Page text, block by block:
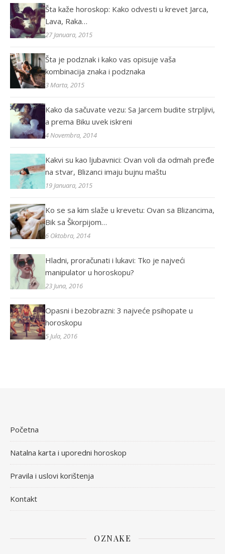
Šta kaže horoskop: Kako odvesti u krevet Jarca,
Lava, Raka…
27 Januara, 2015
Šta je podznak i kako vas opisuje vaša
kombinacija znaka i podznaka
3 Marta, 2015
Kako da sačuvate vezu: Sa Jarcem budite strpljivi,
a prema Biku uvek iskreni
4 Novembra, 2014
Kakvi su kao ljubavnici: Ovan voli da odmah pređe
na stvar, Blizanci imaju bujnu maštu
19 Januara, 2015
Ko se sa kim slaže u krevetu: Ovan sa Blizancima,
Bik sa Škorpijom…
6 Oktobra, 2014
Hladni, proračunati i lukavi: Tko je najveći
manipulator u horoskopu?
23 Juna, 2016
Opasni i bezobrazni: 3 najveće psihopate u
horoskopu
5 Jula, 2016
Početna
Natalna karta i uporedni horoskop
Pravila i uslovi korištenja
Kontakt
OZNAKE